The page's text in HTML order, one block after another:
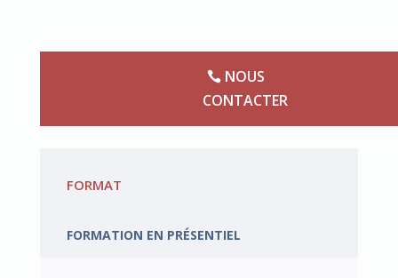
NOUS
CONTACTER
FORMAT
FORMATION EN PRÉSENTIEL